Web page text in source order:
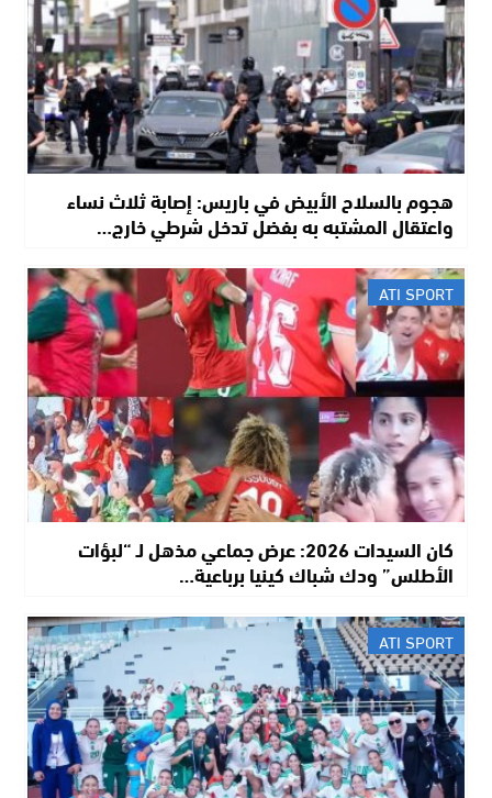
هجوم بالسلاح الأبيض في باريس: إصابة ثلاث نساء
واعتقال المشتبه به بفضل تدخل شرطي خارج…
ATI SPORT
كان السيدات 2026: عرض جماعي مذهل لـ “لبؤات
الأطلس” ودك شباك كينيا برباعية…
ATI SPORT